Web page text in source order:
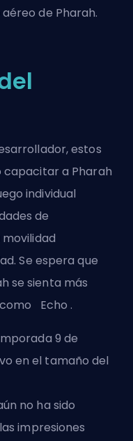
de Pharah.
estos
capacitar a Pharah
individual
de
Se espera que
se sienta más
Echo .
9 de
en el tamaño del
no ha sido
impresiones